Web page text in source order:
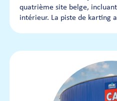
quatrième site belge,
intérieur. La piste de karting